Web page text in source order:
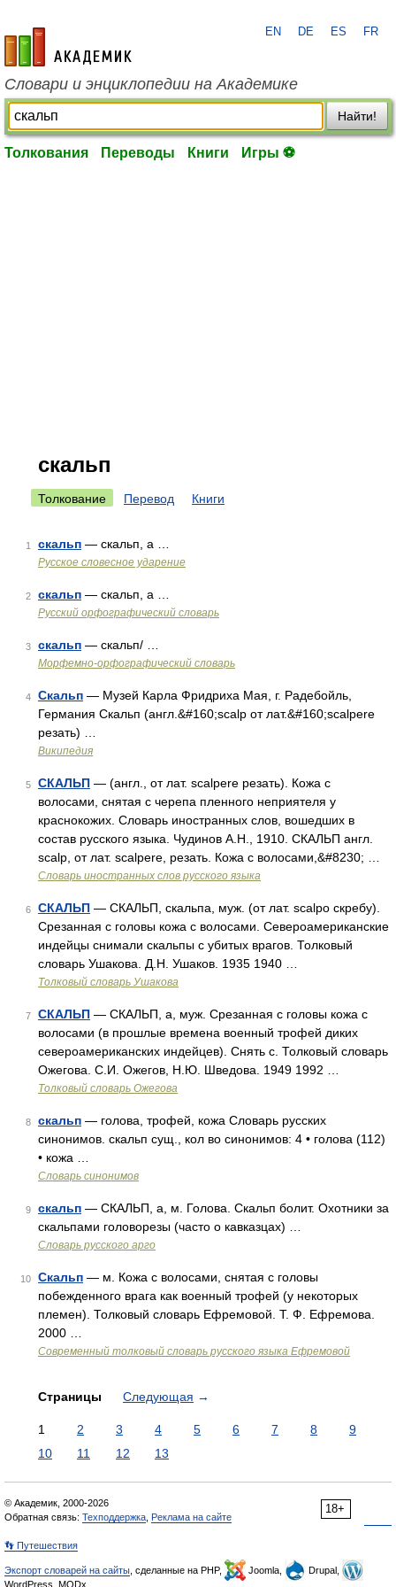
academic.ru
EN DE ES FR
Словари и энциклопедии на Академике
Найти!
Толкования Переводы Книги Игры ⚽
скальп
Толкование Перевод Книги
1 скальп — скальп, а …
Русское словесное ударение
2 скальп — скальп, а …
Русский орфографический словарь
3 скальп — скальп/ …
Морфемно-орфографический словарь
4 Скальп — Музей Карла Фридриха Мая, г. Радебойль,
Германия Скальп (англ.&#160;scalp от лат.&#160;scalpere
резать) …
Википедия
5 СКАЛЬП — (англ., от лат. scalpere резать). Кожа с
волосами, снятая с черепа пленного неприятеля у
краснокожих. Словарь иностранных слов, вошедших в
состав русского языка. Чудинов А.Н., 1910. СКАЛЬП англ.
scalp, от лат. scalpere, резать. Кожа с волосами,&#8230; …
Словарь иностранных слов русского языка
6 СКАЛЬП — СКАЛЬП, скальпа, муж. (от лат. scalpo скребу).
Срезанная с головы кожа с волосами. Североамериканские
индейцы снимали скальпы с убитых врагов. Толковый
словарь Ушакова. Д.Н. Ушаков. 1935 1940 …
Толковый словарь Ушакова
7 СКАЛЬП — СКАЛЬП, а, муж. Срезанная с головы кожа с
волосами (в прошлые времена военный трофей диких
североамериканских индейцев). Снять с. Толковый словарь
Ожегова. С.И. Ожегов, Н.Ю. Шведова. 1949 1992 …
Толковый словарь Ожегова
8 скальп — голова, трофей, кожа Словарь русских
синонимов. скальп сущ., кол во синонимов: 4 • голова (112)
• кожа …
Словарь синонимов
9 скальп — СКАЛЬП, а, м. Голова. Скальп болит. Охотники за
скальпами головорезы (часто о кавказцах) …
Словарь русского арго
10 Скальп — м. Кожа с волосами, снятая с головы
побежденного врага как военный трофей (у некоторых
племен). Толковый словарь Ефремовой. Т. Ф. Ефремова.
2000 …
Современный толковый словарь русского языка Ефремовой
Страницы Следующая →
1 2 3 4 5 6 7 8
9
10
11 12 13
18+
© Академик, 2000-2026
Обратная связь: Техподдержка Реклама на сайте
👣 Путешествия
Экспорт словарей на сайты , сделанные на PHP, Joomla,
Drupal,
WordPress, MODx.